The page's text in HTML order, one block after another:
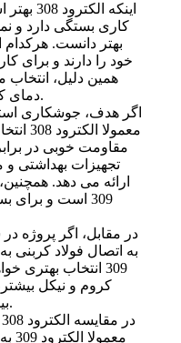
کاری بستگی دارد و
بهتر دانست. هرکدام
خود را دارند و برای
همین دلیل، انتخاب
دمای کاری و شرایط محیطی انجام شود.
مقاومت خوبی در
تجهیزات بهداشتی
ارائه می دهد.
309 است و
در مقابل، اگر پروژه در
به اتصال فولاد کربنی
309 انتخاب بهتری
کروم و نیکل
بیشتری در برابر ترک خوردگی دارد.